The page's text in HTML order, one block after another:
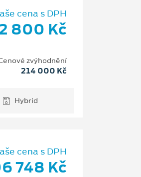
cena s DPH
800 Kč
zvýhodnění
214 000 Kč
Hybrid
cena s DPH
748 Kč